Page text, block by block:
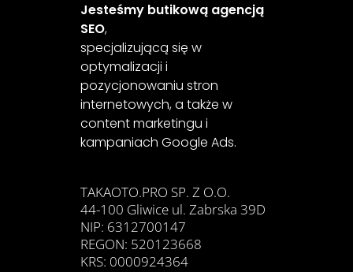
Jesteśmy butikową agencją
SEO,
specjalizującą się w
optymalizacji i
pozycjonowaniu stron
internetowych, a także w
content marketingu i
kampaniach Google Ads.
TAKAOTO.PRO SP. Z O.O.
44-100 Gliwice ul. Zabrska 39D
NIP: 6312700147
REGON: 520123668
KRS: 0000924364